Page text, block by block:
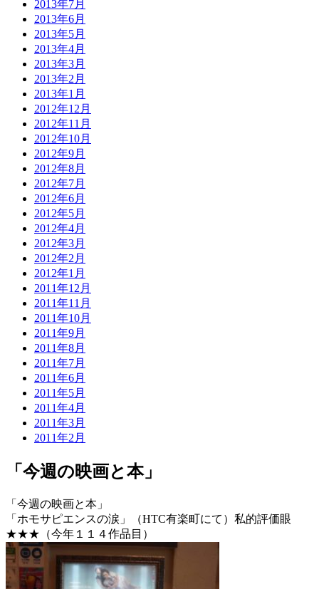
2013年7月
2013年6月
2013年5月
2013年4月
2013年3月
2013年2月
2013年1月
2012年12月
2012年11月
2012年10月
2012年9月
2012年8月
2012年7月
2012年6月
2012年5月
2012年4月
2012年3月
2012年2月
2012年1月
2011年12月
2011年11月
2011年10月
2011年9月
2011年8月
2011年7月
2011年6月
2011年5月
2011年4月
2011年3月
2011年2月
「今週の映画と本」
「今週の映画と本」
「ホモサピエンスの涙」（HTC有楽町にて）私的評価眼
★★★（今年１１４作品目）